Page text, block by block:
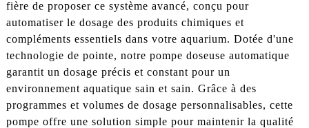
fière de proposer ce système avancé, conçu pour
automatiser le dosage des produits chimiques et
compléments essentiels dans votre aquarium. Dotée d'une
technologie de pointe, notre pompe doseuse automatique
garantit un dosage précis et constant pour un
environnement aquatique sain et sain. Grâce à des
programmes et volumes de dosage personnalisables, cette
pompe offre une solution simple pour maintenir la qualité